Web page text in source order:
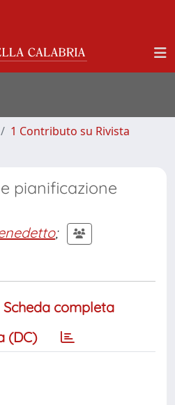
1 Contributo su Rivista
pianificazione
;
Scheda completa
(DC)